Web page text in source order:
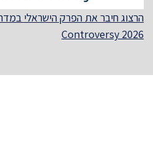
Controversy 2026